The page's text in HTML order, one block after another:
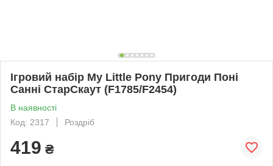
Ігровий набір My Little Pony Пригоди Поні
Санні СтарСкаут (F1785/F2454)
В наявності
Код: 2317
Роздріб
419 ₴